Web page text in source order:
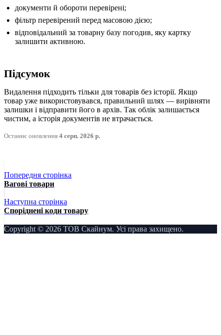
документи й обороти перевірені;
фільтр перевірений перед масовою дією;
відповідальний за товарну базу погодив, яку картку
залишити активною.
Підсумок
Видалення підходить тільки для товарів без історії. Якщо
товар уже використовувався, правильний шлях — вирівняти
залишки і відправити його в архів. Так облік залишається
чистим, а історія документів не втрачається.
Останнє оновлення 4 серп. 2026 р.
Попередня сторінка
Вагові товари
Наступна сторінка
Споріднені коди товару
Copyright © 2026 ТОВ Скайнум. Усі права захищено.